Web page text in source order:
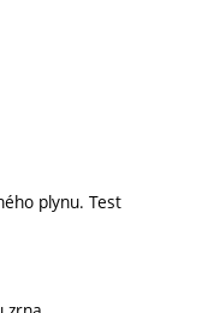
plynu. Test